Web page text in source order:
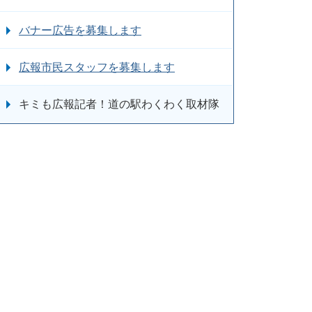
バナー広告を募集します
広報市民スタッフを募集します
キミも広報記者！道の駅わくわく取材隊